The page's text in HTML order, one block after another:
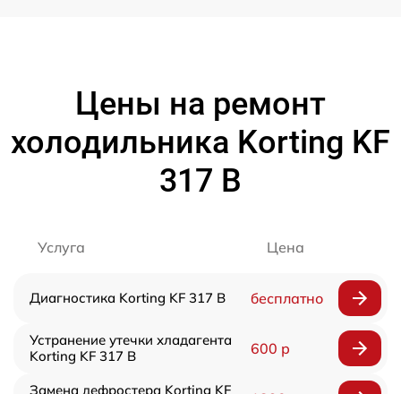
Цены на ремонт
холодильника Korting KF
317 B
Услуга Цена
Диагностика Korting KF 317 B бесплатно
Устранение утечки хладагента
Korting KF 317 B
600 р
Замена дефростера Korting KF